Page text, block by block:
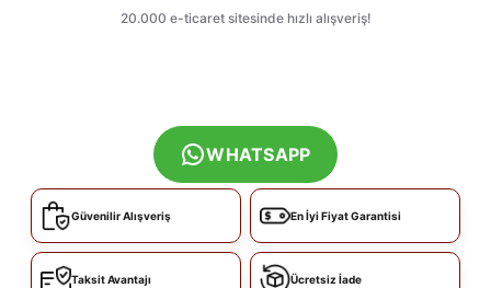
WHATSAPP
Güvenilir Alışveriş En İyi Fiyat Garantisi
Taksit Avantajı Ücretsiz İade